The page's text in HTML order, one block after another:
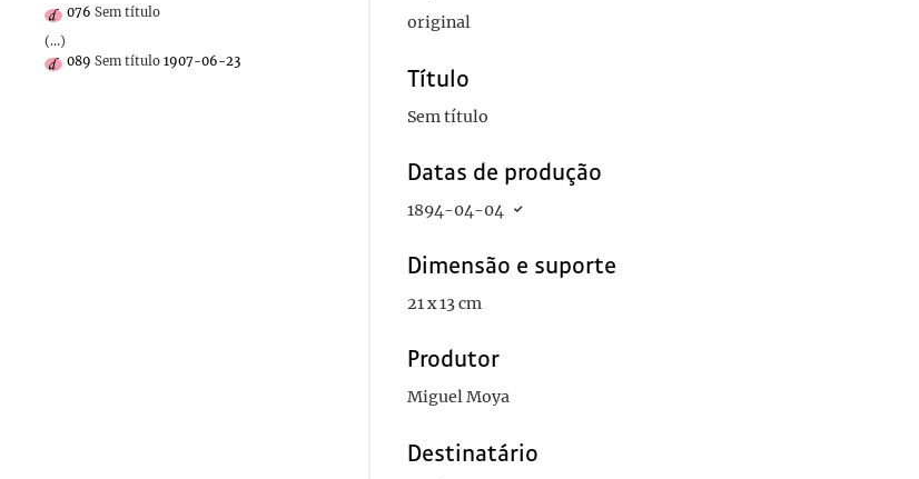
076 Sem título
(...)
089 Sem título 1907-06-23
original
Título
Sem título
Datas de produção
1894-04-04
Dimensão e suporte
21 x 13 cm
Produtor
Miguel Moya
Destinatário